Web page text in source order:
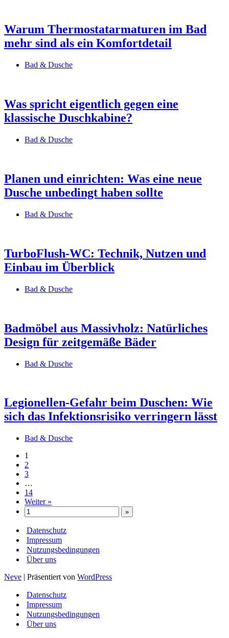
Warum Thermostatarmaturen im Bad
mehr sind als ein Komfortdetail
Bad & Dusche
Was spricht eigentlich gegen eine
klassische Duschkabine?
Bad & Dusche
Planen und einrichten: Was eine neue
Dusche unbedingt haben sollte
Bad & Dusche
TurboFlush-WC: Technik, Nutzen und
Einbau im Überblick
Bad & Dusche
Badmöbel aus Massivholz: Natürliches
Design für zeitgemäße Bäder
Bad & Dusche
Legionellen-Gefahr beim Duschen: Wie
sich das Infektionsrisiko verringern lässt
Bad & Dusche
1
2
3
…
14
Weiter »
Datenschutz
Impressum
Nutzungsbedingungen
Über uns
Neve | Präsentiert von WordPress
Datenschutz
Impressum
Nutzungsbedingungen
Über uns